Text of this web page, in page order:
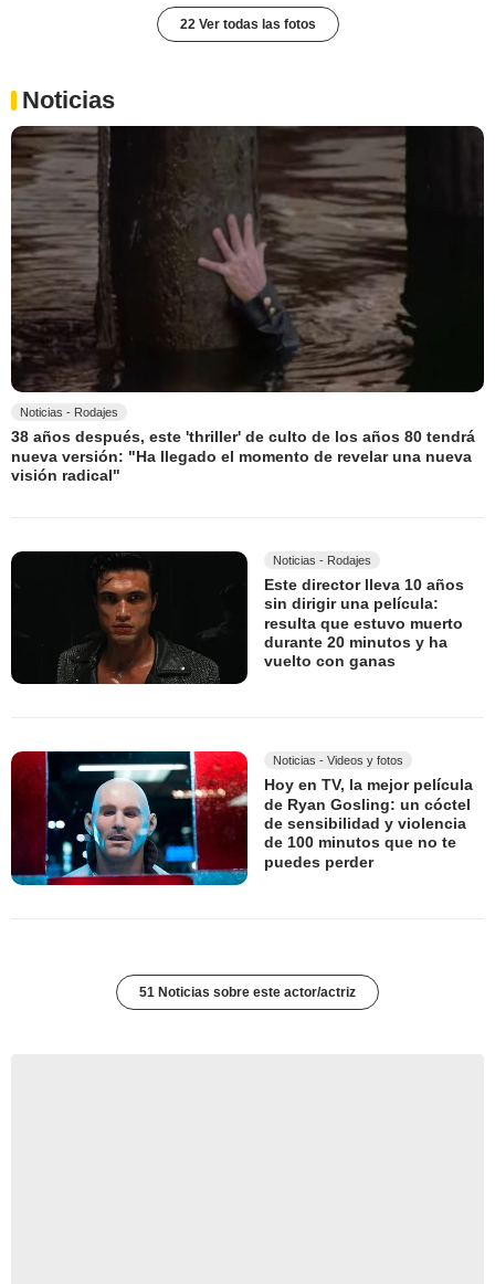
22 Ver todas las fotos
Noticias
Noticias - Rodajes
38 años después, este 'thriller' de culto de los años 80 tendrá
nueva versión: "Ha llegado el momento de revelar una nueva
visión radical"
Noticias - Rodajes
Este director lleva 10 años
sin dirigir una película:
resulta que estuvo muerto
durante 20 minutos y ha
vuelto con ganas
Noticias - Videos y fotos
Hoy en TV, la mejor película
de Ryan Gosling: un cóctel
de sensibilidad y violencia
de 100 minutos que no te
puedes perder
51 Noticias sobre este actor/actriz